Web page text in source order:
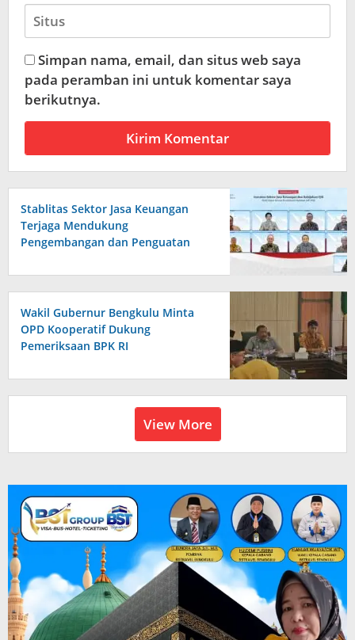
Simpan nama, email, dan situs web saya
pada peramban ini untuk komentar saya
berikutnya.
Stablitas Sektor Jasa Keuangan
Terjaga Mendukung
Pengembangan dan Penguatan
Wakil Gubernur Bengkulu Minta
OPD Kooperatif Dukung
Pemeriksaan BPK RI
View More